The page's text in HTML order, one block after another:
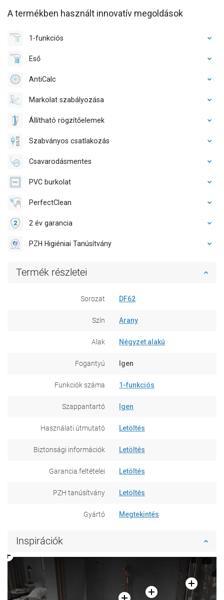
A termékben használt innovatív megoldások
1-funkciós
Eső
AntiCalc
Markolat szabályozása
Állítható rögzítőelemek
Szabványos csatlakozás
Csavarodásmentes
PVC burkolat
PerfectClean
2 év garancia
PZH Higiéniai Tanúsítvány
Termék részletei
Sorozat DF62
Szín Arany
Alak Négyzet alakú
Fogantyú Igen
Funkciók száma 1-funkciós
Szappantartó Igen
Használati útmutató Letöltés
Biztonsági információk Letöltés
Garancia feltételei Letöltés
PZH tanúsítvány Letöltés
Gyártó Megtekintés
Inspirációk